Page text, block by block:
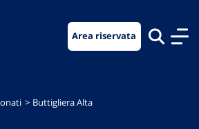
Area riservata
Buttigliera Alta